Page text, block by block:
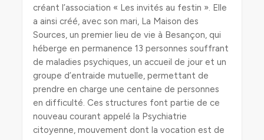
créant l’association « Les invités au festin ». Elle
a ainsi créé, avec son mari, La Maison des
Sources, un premier lieu de vie à Besançon, qui
héberge en permanence 13 personnes souffrant
de maladies psychiques, un accueil de jour et un
groupe d’entraide mutuelle, permettant de
prendre en charge une centaine de personnes
en difficulté. Ces structures font partie de ce
nouveau courant appelé la Psychiatrie
citoyenne, mouvement dont la vocation est de